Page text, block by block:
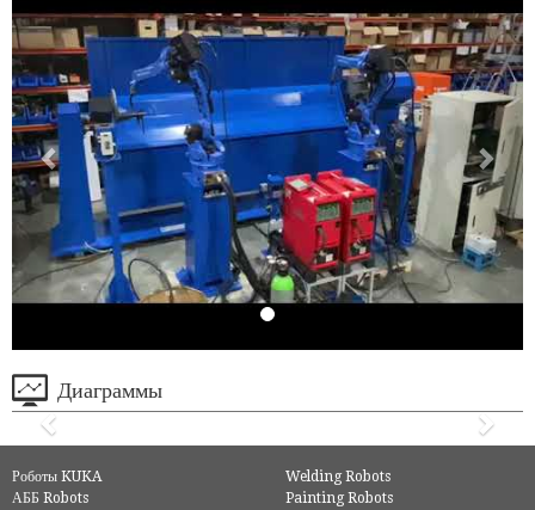
Диаграммы
Роботы KUKA
АББ Robots
Welding Robots
Painting Robots